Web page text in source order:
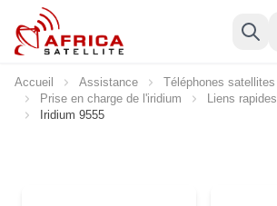
Allez au contenu
Accueil Assistance
Téléphones satellites
Prise en charge de l'iridium
Liens rapides
Iridium 9555